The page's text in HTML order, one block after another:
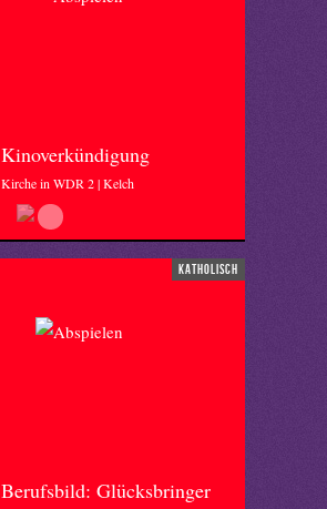
Kinoverkündigung
Kirche in WDR 2 | Kelch
katholisch
Berufsbild: Glücksbringer